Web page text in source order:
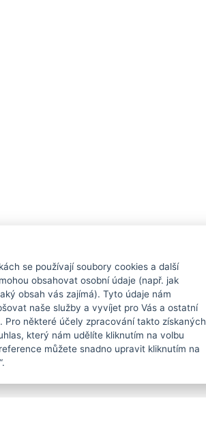
se používají soubory cookies a další
obsahovat osobní údaje (např. jak
obsah vás zajímá). Tyto údaje nám
naše služby a vyvíjet pro Vás a ostatní
Pro některé účely zpracování takto získaných
který nám udělíte kliknutím na volbu
můžete snadno upravit kliknutím na